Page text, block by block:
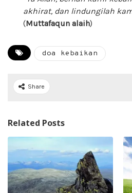
akhirat, dan lindungilah
(Muttafaqun alaih)
doa kebaikan
Share
Related Posts